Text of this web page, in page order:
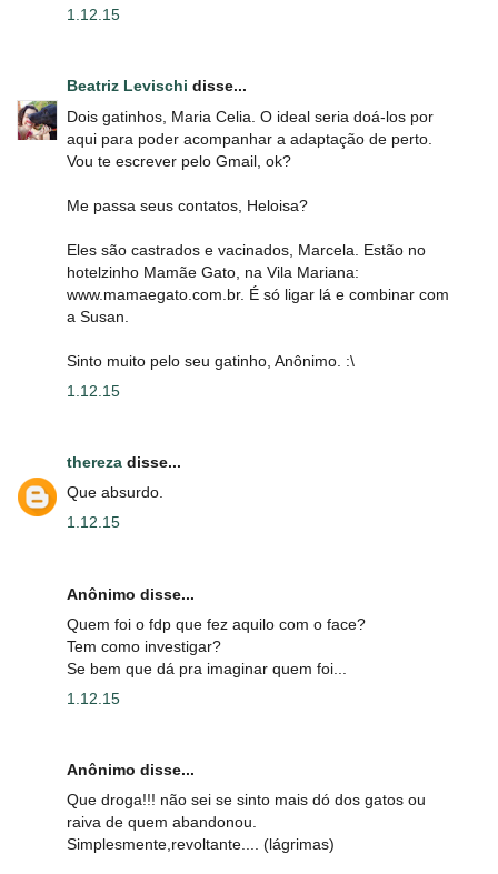
1.12.15
Beatriz Levischi disse...
Dois gatinhos, Maria Celia. O ideal seria doá-los por
aqui para poder acompanhar a adaptação de perto.
Vou te escrever pelo Gmail, ok?
Me passa seus contatos, Heloisa?
Eles são castrados e vacinados, Marcela. Estão no
hotelzinho Mamãe Gato, na Vila Mariana:
www.mamaegato.com.br. É só ligar lá e combinar com
a Susan.
Sinto muito pelo seu gatinho, Anônimo. :\
1.12.15
thereza disse...
Que absurdo.
1.12.15
Anônimo disse...
Quem foi o fdp que fez aquilo com o face?
Tem como investigar?
Se bem que dá pra imaginar quem foi...
1.12.15
Anônimo disse...
Que droga!!! não sei se sinto mais dó dos gatos ou
raiva de quem abandonou.
Simplesmente,revoltante.... (lágrimas)